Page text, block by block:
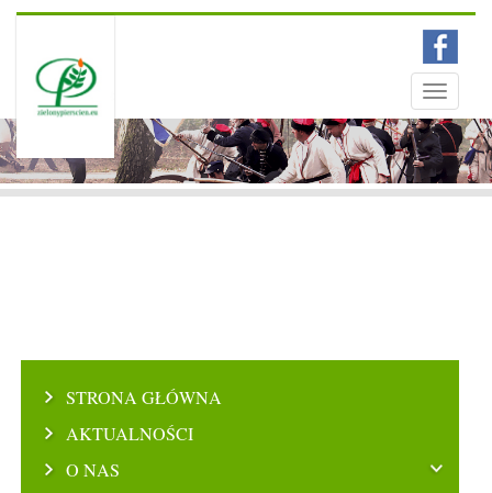
Toggle
Menu
STRONA GŁÓWNA
AKTUALNOŚCI
O NAS